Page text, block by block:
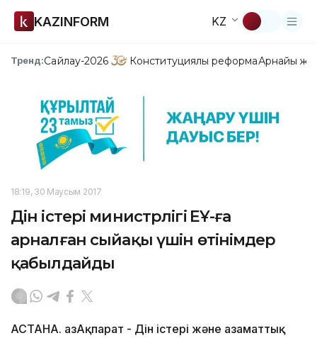
KAZINFORM KZ
Тренд:Сайлау-2026 Конституциялық реформаАрнайы
18:19, 30 Маусым 2017
Дін істері министрлігі ҮЕҰ-ға
арналған сыйақы үшін өтінімдер
қабылдайды
АСТАНА. ҚазАқпарат - Дін істері және азаматтық